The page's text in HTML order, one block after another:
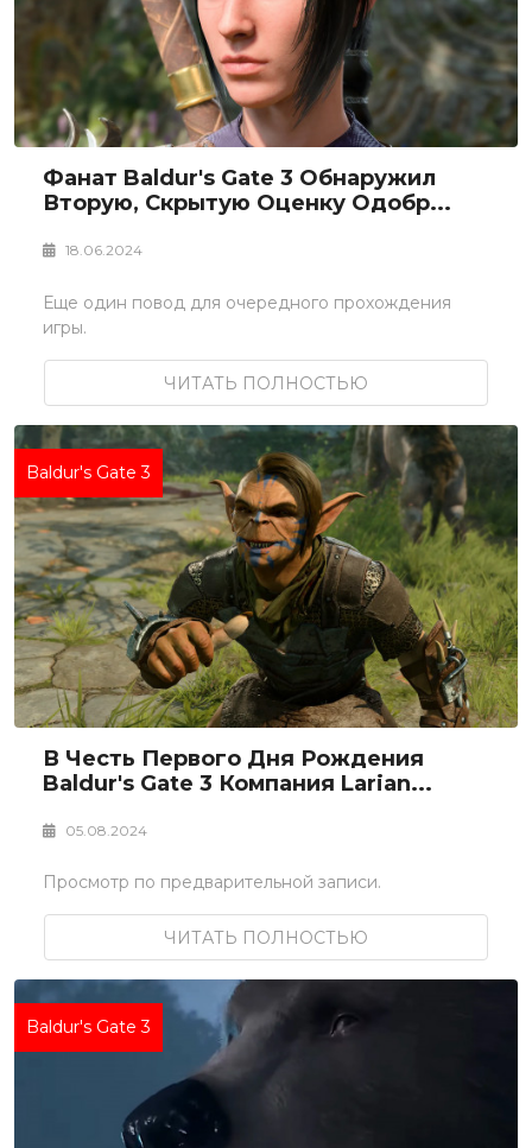
Фанат Baldur's Gate 3 Обнаружил
Вторую, Скрытую Оценку Одобр...
18.06.2024
Еще один повод для очередного прохождения
игры.
ЧИТАТЬ ПОЛНОСТЬЮ
Baldur's Gate 3
В Честь Первого Дня Рождения
Baldur's Gate 3 Компания Larian...
05.08.2024
Просмотр по предварительной записи.
ЧИТАТЬ ПОЛНОСТЬЮ
Baldur's Gate 3